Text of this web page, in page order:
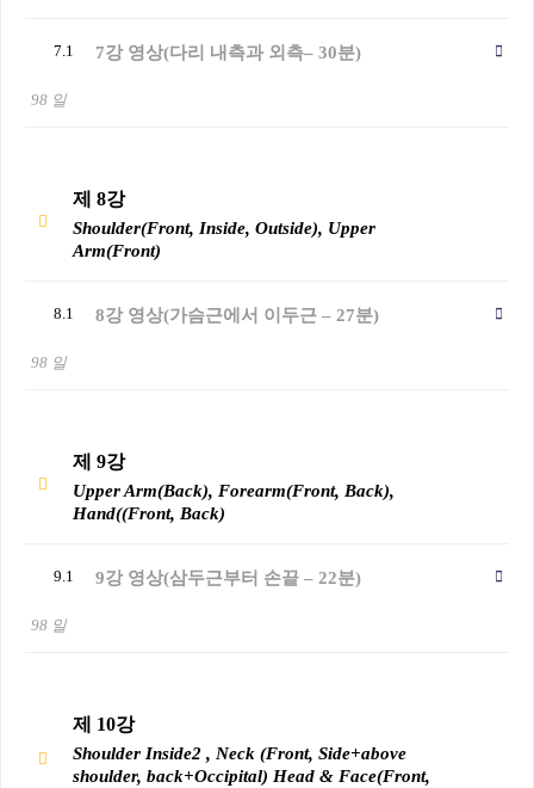
7.1 7강 영상(다리 내측과 외측– 30분)
98 일
제 8강
Shoulder(Front, Inside, Outside), Upper
Arm(Front)
8.1 8강 영상(가슴근에서 이두근 – 27분)
98 일
제 9강
Upper Arm(Back), Forearm(Front, Back),
Hand((Front, Back)
9.1 9강 영상(삼두근부터 손끝 – 22분)
98 일
제 10강
Shoulder Inside2 , Neck (Front, Side+above
shoulder, back+Occipital) Head & Face(Front,